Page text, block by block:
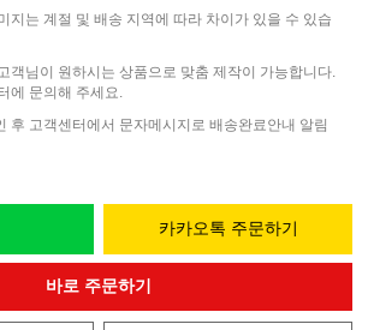
지는 계절 및 배송 지역에 따라 차이가 있을 수 있습
객님이 원하시는 상품으로 맞춤 제작이 가능합니다.
에 문의해 주세요.
후 고객센터에서 문자메시지로 배송완료안내 알림
카카오톡 주문하기
바로 주문하기